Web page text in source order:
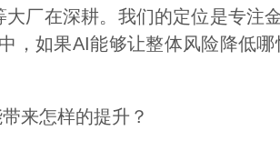
厂在深耕。我们的定位是专注
，如果AI能够让整体风险降低
来怎样的提升？